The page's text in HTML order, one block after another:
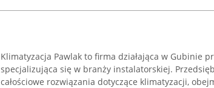
Klimatyzacja Pawlak to firma działająca w Gubinie
specjalizująca się w branży instalatorskiej.
całościowe rozwiązania dotyczące klimatyzacji,